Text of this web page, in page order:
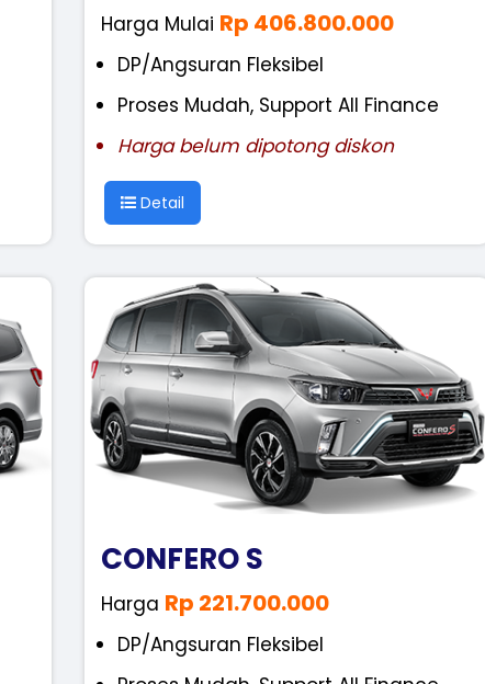
Harga Mulai Rp 406.800.000
DP/Angsuran Fleksibel
Proses Mudah, Support All Finance
Harga belum dipotong diskon
Detail
CONFERO S
Harga Rp 221.700.000
DP/Angsuran Fleksibel